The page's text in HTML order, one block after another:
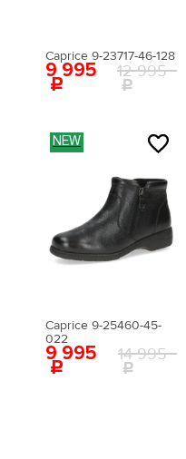
Caprice 9-23717-46-128
9 995 12 995
NEW
Caprice 9-25460-45-
022
9 995 14 995